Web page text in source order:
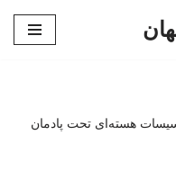
هسته‌ای تحت پادمان